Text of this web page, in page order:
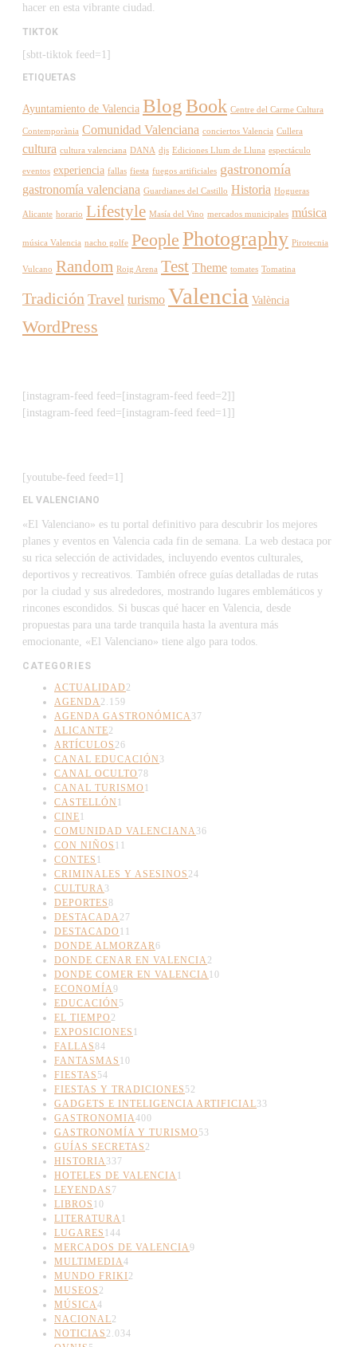
hacer en esta vibrante ciudad.
TIKTOK
[sbtt-tiktok feed=1]
ETIQUETAS
Ayuntamiento de Valencia BlogBook Centre del Carme Cultura
Contemporània Comunidad Valenciana conciertos Valencia Cullera
cultura cultura valenciana DANA djs Ediciones Llum de Lluna espectáculo
eventos experiencia fallas fiesta fuegos artificiales gastronomía
gastronomía valenciana Guardianes del Castillo Historia Hogueras
Alicante horario Lifestyle Masía del Vino mercados municipales música
música Valencia nacho golfe People Photography Pirotecnia
Vulcano Random Roig Arena Test Theme tomates Tomatina
Tradición Travel turismo Valencia València
WordPress
[instagram-feed feed=[instagram-feed feed=2]]
[instagram-feed feed=[instagram-feed feed=1]]
[youtube-feed feed=1]
EL VALENCIANO
«El Valenciano» es tu portal definitivo para descubrir los mejores
planes y eventos en Valencia cada fin de semana. La web destaca por
su rica selección de actividades, incluyendo eventos culturales,
deportivos y recreativos. También ofrece guías detalladas de rutas
por la ciudad y sus alrededores, mostrando lugares emblemáticos y
rincones escondidos. Si buscas qué hacer en Valencia, desde
propuestas para una tarde tranquila hasta la aventura más
emocionante, «El Valenciano» tiene algo para todos.
CATEGORIES
ACTUALIDAD 2
AGENDA2.159
AGENDA GASTRONÓMICA37
ALICANTE2
ARTÍCULOS 26
CANAL EDUCACIÓN 3
CANAL OCULTO 78
CANAL TURISMO 1
CASTELLÓN 1
CINE1
COMUNIDAD VALENCIANA36
CON NIÑOS 11
CONTES 1
CRIMINALES Y ASESINOS 24
CULTURA3
DEPORTES8
DESTACADA27
DESTACADO 11
DONDE ALMORZAR6
DONDE CENAR EN VALENCIA2
DONDE COMER EN VALENCIA10
ECONOMÍA9
EDUCACIÓN 5
EL TIEMPO 2
EXPOSICIONES 1
FALLAS84
FANTASMAS 10
FIESTAS 54
FIESTAS Y TRADICIONES 52
GADGETS E INTELIGENCIA ARTIFICIAL33
GASTRONOMIA400
GASTRONOMÍA Y TURISMO 53
GUÍAS SECRETAS 2
HISTORIA337
HOTELES DE VALENCIA1
LEYENDAS 7
LIBROS 10
LITERATURA1
LUGARES 144
MERCADOS DE VALENCIA9
MULTIMEDIA4
MUNDO FRIKI2
MUSEOS 2
MÚSICA4
NACIONAL2
NOTICIAS 2.034